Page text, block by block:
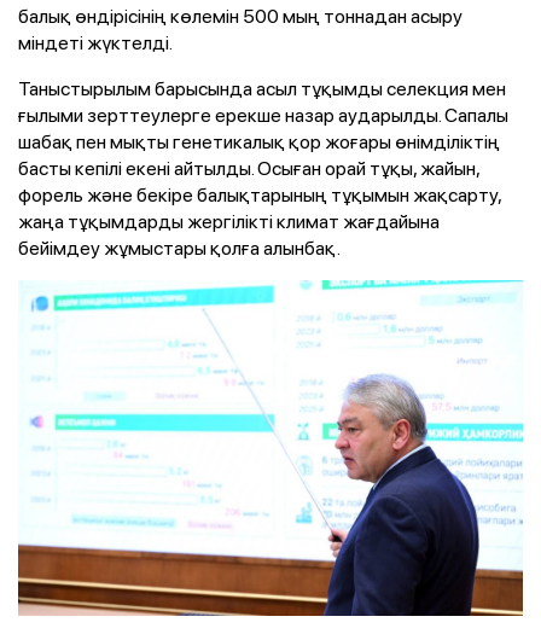
балық өндірісінің көлемін 500 мың тоннадан асыру
міндеті жүктелді.
Таныстырылым барысында асыл тұқымды селекция мен
ғылыми зерттеулерге ерекше назар аударылды. Сапалы
шабақ пен мықты генетикалық қор жоғары өнімділіктің
басты кепілі екені айтылды. Осыған орай тұқы, жайын,
форель және бекіре балықтарының тұқымын жақсарту,
жаңа тұқымдарды жергілікті климат жағдайына
бейімдеу жұмыстары қолға алынбақ.